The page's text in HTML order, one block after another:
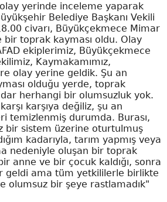
yerinde inceleme yaparak
Belediye Başkanı Vekili
civarı, Büyükçekmece Mimar
bir toprak kayması oldu. Olay
ekiplerimiz, Büyükçekmece
Kaymakamımız,
olay yerine geldik. Şu an
olduğu yerde, toprak
herhangi bir olumsuzluk yok.
karşıya değiliz, şu an
temizlenmiş durumda. Burası,
bir sistem üzerine oturtulmuş
kadarıyla, tarım yapmış veya
nedeniyle oluşan bir toprak
anne ve bir çocuk kaldığı, sonra
geldi ama tüm yetkililerle birlikte
olumsuz bir şeye rastlamadık"